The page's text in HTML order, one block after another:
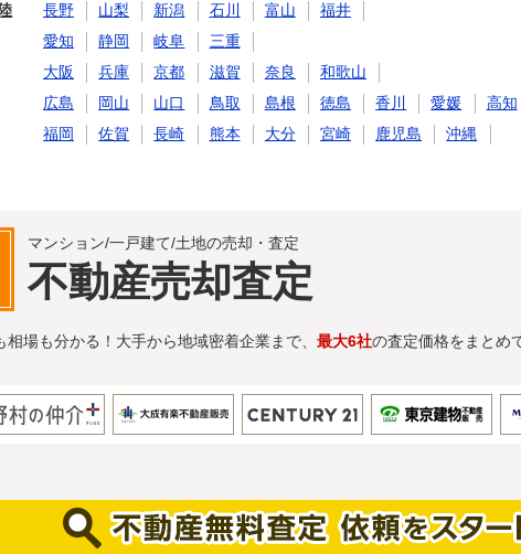
長野 山梨 新潟 石川 富山
福井
愛知 静岡 岐阜
三重
大阪 兵庫 京都 滋賀 奈良
和歌山
広島 岡山 山口 鳥取 島根 徳島 香川 愛媛
高知
福岡 佐賀 長崎 熊本 大分 宮崎 鹿児島 沖縄
マンション/一戸建て/土地の売却・査定
不動産売却査定
相場も分かる！大手から地域密着企業まで、 最大6社の査定価格をまとめ